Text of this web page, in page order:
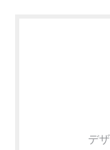
デ